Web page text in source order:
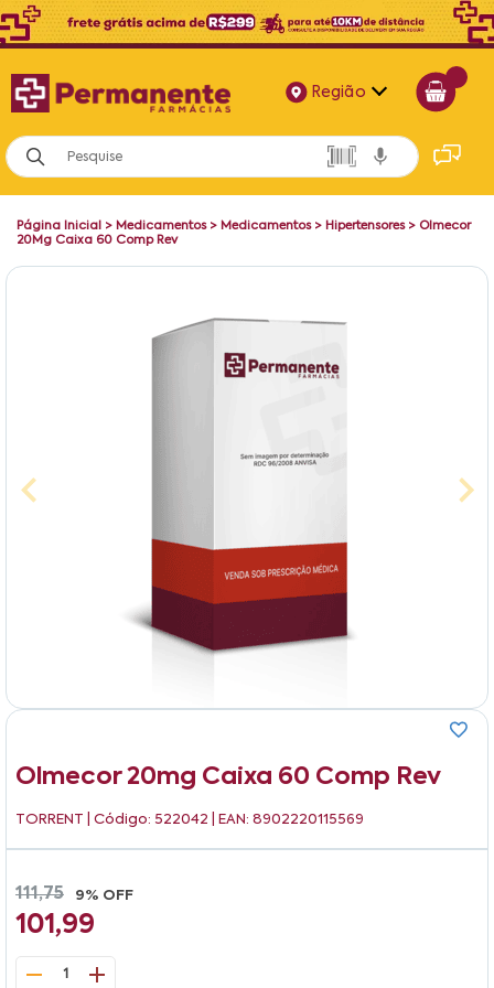
Região
Alagoas
Bahia
Página Inicial > Medicamentos> Medicamentos> Hipertensores> Olmecor
20Mg Caixa 60 Comp Rev
Olmecor 20mg Caixa 60 Comp Rev
TORRENT | Código: 522042 | EAN: 8902220115569
111,75 9% OFF
101,99
1